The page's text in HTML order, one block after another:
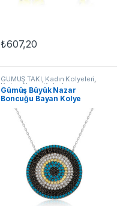
₺607,20
GÜMÜŞ TAKI, Kadın Kolyeleri,
Kolye ,Nazar Kolyeler
Gümüş Büyük Nazar
Boncuğu Bayan Kolye